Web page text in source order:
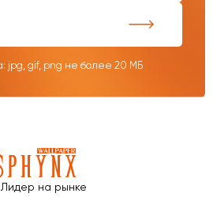
jpg, gif, png не более 20 МБ
Лидер на рынке